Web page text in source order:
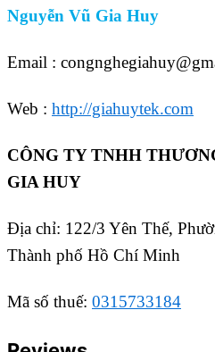
Nguyễn Vũ Gia Huy
Email :
Web : http://giahuytek.com
CÔNG TY TNHH
GIA HUY
Địa chỉ: 122/3 Yên Thế,
Thành phố Hồ Chí Minh
Mã số thuế: 0315733184